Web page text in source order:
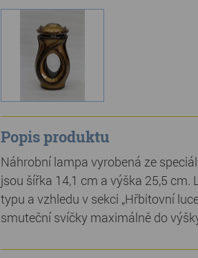
Popis produktu
Náhrobní lampa vyrobená ze
jsou šířka 14,1 cm a výška 25,5
typu a vzhledu v sekci „Hřbitovní
smuteční svíčky maximálně do